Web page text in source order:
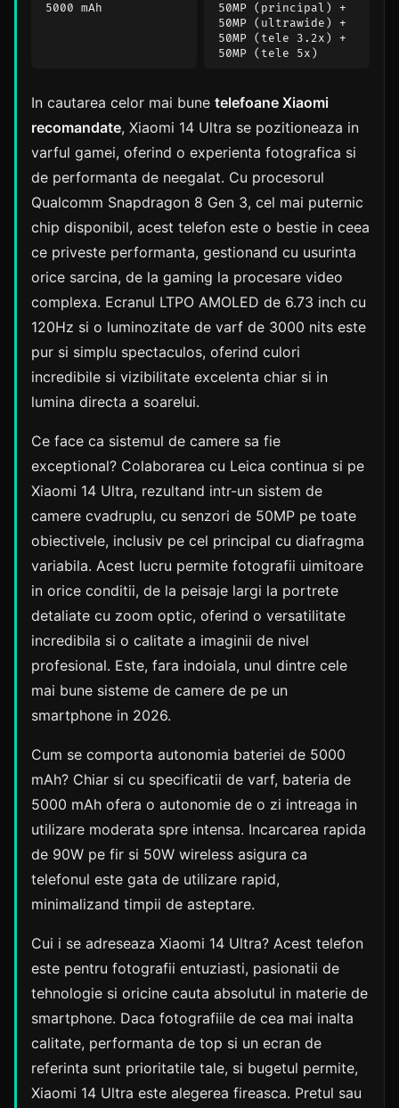
5000 mAh
50MP (principal) +
50MP (ultrawide) +
50MP (tele 3.2x) +
50MP (tele 5x)
In cautarea celor mai bune telefoane Xiaomi
recomandate, Xiaomi 14 Ultra se pozitioneaza in
varful gamei, oferind o experienta fotografica si
de performanta de neegalat. Cu procesorul
Qualcomm Snapdragon 8 Gen 3, cel mai puternic
chip disponibil, acest telefon este o bestie in ceea
ce priveste performanta, gestionand cu usurinta
orice sarcina, de la gaming la procesare video
complexa. Ecranul LTPO AMOLED de 6.73 inch cu
120Hz si o luminozitate de varf de 3000 nits este
pur si simplu spectaculos, oferind culori
incredibile si vizibilitate excelenta chiar si in
lumina directa a soarelui.
Ce face ca sistemul de camere sa fie
exceptional? Colaborarea cu Leica continua si pe
Xiaomi 14 Ultra, rezultand intr-un sistem de
camere cvadruplu, cu senzori de 50MP pe toate
obiectivele, inclusiv pe cel principal cu diafragma
variabila. Acest lucru permite fotografii uimitoare
in orice conditii, de la peisaje largi la portrete
detaliate cu zoom optic, oferind o versatilitate
incredibila si o calitate a imaginii de nivel
profesional. Este, fara indoiala, unul dintre cele
mai bune sisteme de camere de pe un
smartphone in 2026.
Cum se comporta autonomia bateriei de 5000
mAh? Chiar si cu specificatii de varf, bateria de
5000 mAh ofera o autonomie de o zi intreaga in
utilizare moderata spre intensa. Incarcarea rapida
de 90W pe fir si 50W wireless asigura ca
telefonul este gata de utilizare rapid,
minimalizand timpii de asteptare.
Cui i se adreseaza Xiaomi 14 Ultra? Acest telefon
este pentru fotografii entuziasti, pasionatii de
tehnologie si oricine cauta absolutul in materie de
smartphone. Daca fotografiile de cea mai inalta
calitate, performanta de top si un ecran de
referinta sunt prioritatile tale, si bugetul permite,
Xiaomi 14 Ultra este alegerea fireasca. Pretul sau